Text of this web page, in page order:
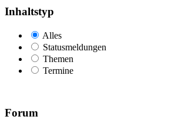
Inhaltstyp
Alles
Statusmeldungen
Themen
Termine
Forum